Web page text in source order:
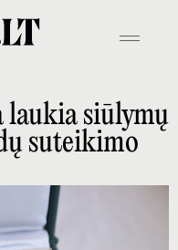
siūlymų
suteikimo